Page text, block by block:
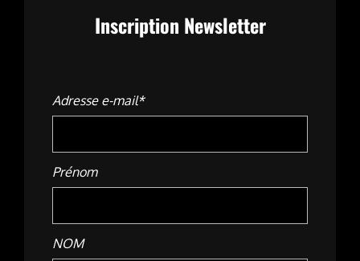
Inscription Newsletter
Adresse e-mail*
Prénom
NOM